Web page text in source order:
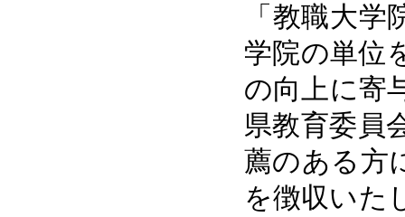
「教職大
学院の単位
の向上に寄
県教育委員
薦のある方
を徴収いた